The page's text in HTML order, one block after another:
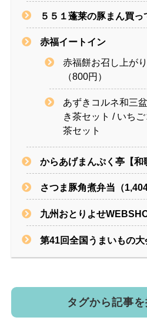
５５１蓬莱の豚まん買っ
赤福イートイン
赤福餅お召し上が
（800円）
あずきコルネ和三
き茶セット / いち
茶セット
からあげまんぷく亭【和
さつま豚角煮弁当（1,404
九州おとりよせ
第41回全国うまいもの
タグから記事